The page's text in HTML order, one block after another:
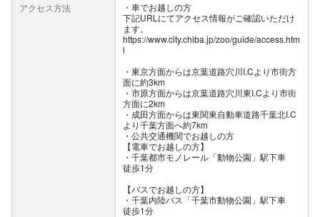
アクセス方法
車でお越しの方
下記URLにてアクセス情報がご確認いただけ
ます。
https://www.city.chiba.jp/zoo/guide/access.htm
l
・東京方面からは京葉道路穴川I.Cより市街方
面に約3km
・市原方面からは京葉道路穴川東I.Cより市街
方面に2km
・成田方面からは東関東自動車道路千葉北I.C
より千葉方面へ約7km
公共交通機関でお越しの方
【電車でお越しの方】
・千葉都市モノレール「動物公園」駅下車
徒歩1分
【バスでお越しの方】
・千葉内陸バス「千葉市動物公園」駅下車
徒歩1分